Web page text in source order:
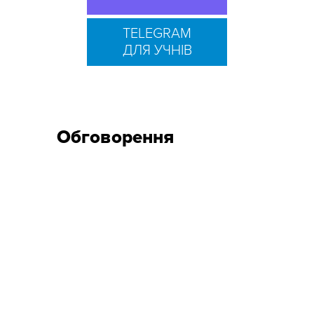
TELEGRAM
ДЛЯ УЧНІВ
Обговорення